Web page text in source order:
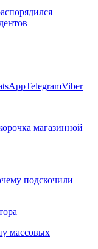
TelegramViber
магазинной
подскочили
массовых